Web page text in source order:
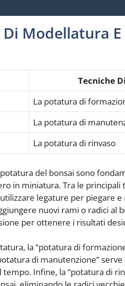
Di Modellatura
Tecniche
La potatura di
La potatura di
La potatura di rinvaso
del bonsai sono
in miniatura. Tra le
legature per piegare
nuovi rami o radici al
per ottenere i risultati
la “potatura di
di manutenzione”
Infine, la “potatura di